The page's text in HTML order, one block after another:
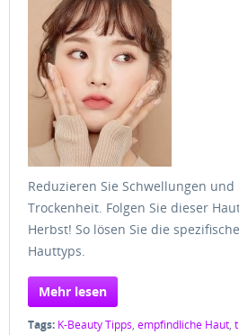
Reduzieren Sie Schwellungen und
Trockenheit. Folgen Sie dieser
Herbst! So lösen Sie die
Hauttyps.
Mehr lesen
Tags: K-Beauty Tipps, empfindliche Haut,